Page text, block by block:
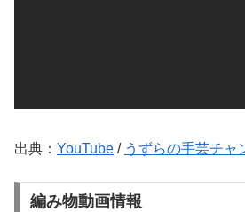
出典： YouTube / うずらの手芸チャ
編み物動画情報